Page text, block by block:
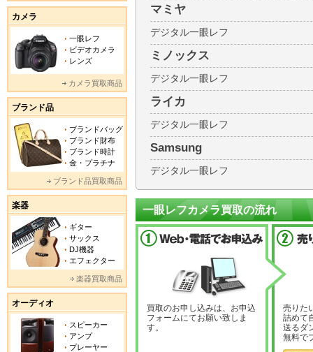
マミヤ
デジタル一眼レフ
ミノックス
デジタル一眼レフ
ライカ
デジタル一眼レフ
Samsung
デジタル一眼レフ
一眼レフカメラ買取の流れ
買取のお申し込みは、お申込
フォームにてお願い致しま
す。
売りた
詰めて
送るダ
無料で
カメラ
一眼レフ
ビデオカメラ
レンズ
カメラ買取商品
ブランド品
ブランドバッグ
ブランド財布
ブランド時計
金・プラチナ
ブランド品買取商品
楽器
ギター
サックス
DJ機器
エフェクター
楽器買取商品
オーディオ
スピーカー
アンプ
プレーヤー